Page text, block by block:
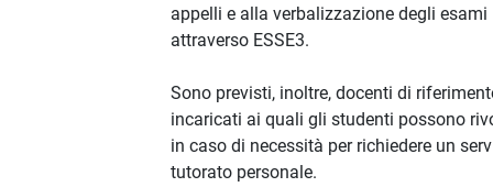
appelli e alla verbalizzazione degli esami
attraverso ESSE3.
Sono previsti, inoltre, docenti di
incaricati ai quali gli studenti possono
in caso di necessità per richiedere un
tutorato personale.